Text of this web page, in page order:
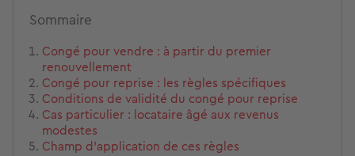
Sommaire
Congé pour vendre : à partir du premier
renouvellement
Congé pour reprise : les règles spécifiques
Conditions de validité du congé pour reprise
Cas particulier : locataire âgé aux revenus
modestes
Champ d'application de ces règles